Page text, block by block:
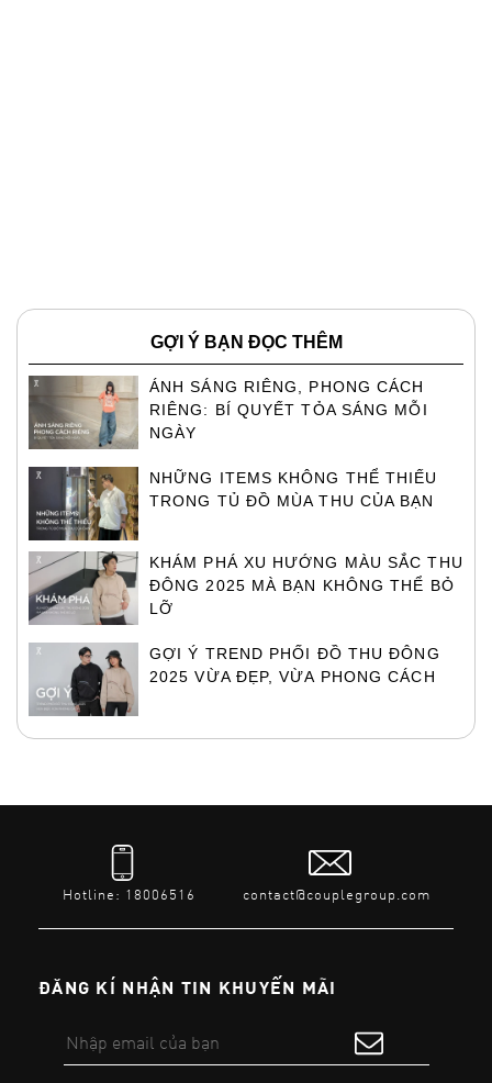
GỢI Ý BẠN ĐỌC THÊM
ÁNH SÁNG RIÊNG, PHONG CÁCH
RIÊNG: BÍ QUYẾT TỎA SÁNG MỖI
NGÀY
NHỮNG ITEMS KHÔNG THỂ THIẾU
TRONG TỦ ĐỒ MÙA THU CỦA BẠN
KHÁM PHÁ XU HƯỚNG MÀU SẮC THU
ĐÔNG 2025 MÀ BẠN KHÔNG THỂ BỎ
LỠ
GỢI Ý TREND PHỐI ĐỒ THU ĐÔNG
2025 VỪA ĐẸP, VỪA PHONG CÁCH
Hotline: 18006516 contact@couplegroup.com
ĐĂNG KÍ NHẬN TIN KHUYẾN MÃI